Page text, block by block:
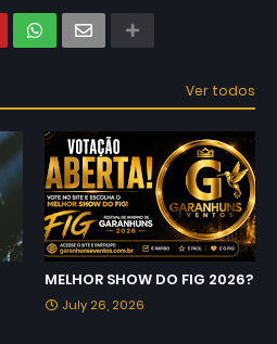
Ver todos
MELHOR SHOW DO FIG 2026?
July 26, 2026